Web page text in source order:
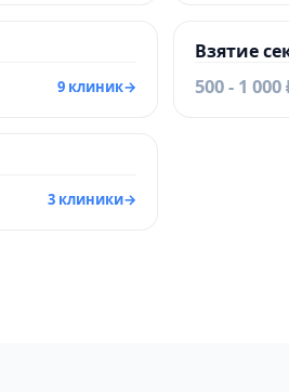
9 клиник→
Взятие
500 - 1 000
3 клиники→